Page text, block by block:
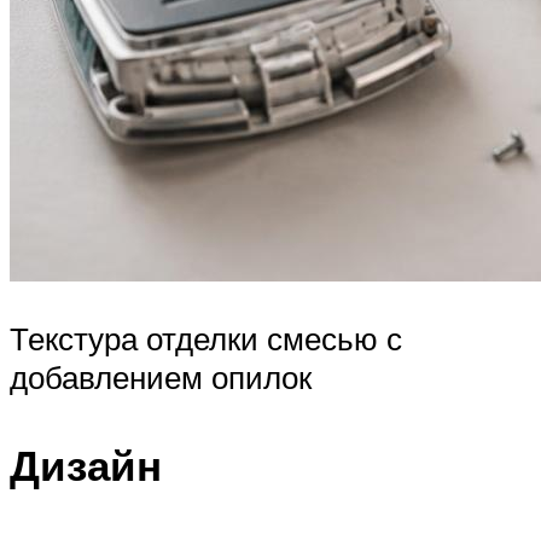
Текстура отделки смесью с
добавлением опилок
Дизайн